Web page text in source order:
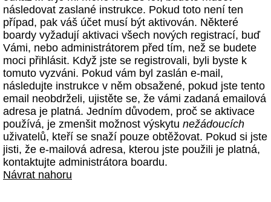
následovat zaslané instrukce. Pokud toto není ten
případ, pak váš účet musí být aktivován. Některé
boardy vyžadují aktivaci všech nových registrací, buď
Vámi, nebo administrátorem před tím, než se budete
moci přihlásit. Když jste se registrovali, byli byste k
tomuto vyzváni. Pokud vám byl zaslán e-mail,
následujte instrukce v něm obsažené, pokud jste tento
email neobdrželi, ujistěte se, že vámi zadaná emailová
adresa je platná. Jedním důvodem, proč se aktivace
používá, je zmenšit možnost výskytu nežádoucích
uživatelů, kteří se snaží pouze obtěžovat. Pokud si jste
jisti, že e-mailová adresa, kterou jste použili je platná,
kontaktujte administrátora boardu.
Návrat nahoru